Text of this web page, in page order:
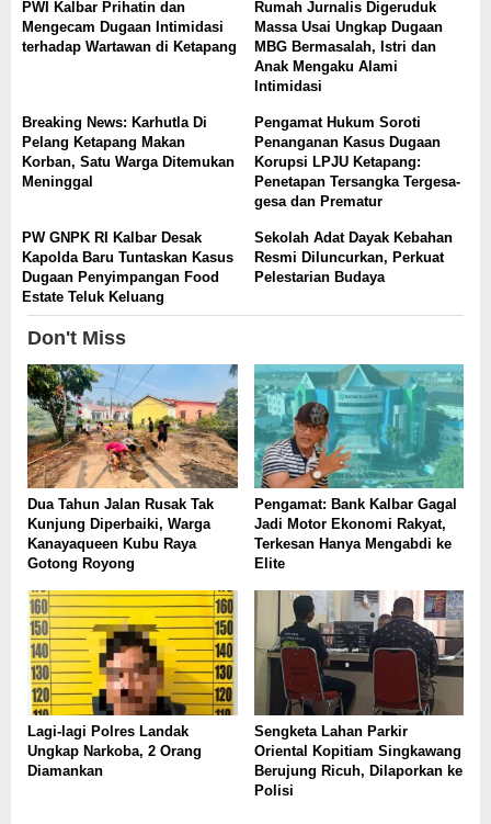
PWI Kalbar Prihatin dan
Mengecam Dugaan Intimidasi
terhadap Wartawan di Ketapang
Rumah Jurnalis Digeruduk
Massa Usai Ungkap Dugaan
MBG Bermasalah, Istri dan
Anak Mengaku Alami
Intimidasi
Breaking News: Karhutla Di
Pelang Ketapang Makan
Korban, Satu Warga Ditemukan
Meninggal
Pengamat Hukum Soroti
Penanganan Kasus Dugaan
Korupsi LPJU Ketapang:
Penetapan Tersangka Tergesa-
gesa dan Prematur
PW GNPK RI Kalbar Desak
Kapolda Baru Tuntaskan Kasus
Dugaan Penyimpangan Food
Estate Teluk Keluang
Sekolah Adat Dayak Kebahan
Resmi Diluncurkan, Perkuat
Pelestarian Budaya
Don't Miss
Dua Tahun Jalan Rusak Tak
Kunjung Diperbaiki, Warga
Kanayaqueen Kubu Raya
Gotong Royong
Pengamat: Bank Kalbar Gagal
Jadi Motor Ekonomi Rakyat,
Terkesan Hanya Mengabdi ke
Elite
Lagi-lagi Polres Landak
Ungkap Narkoba, 2 Orang
Diamankan
Sengketa Lahan Parkir
Oriental Kopitiam Singkawang
Berujung Ricuh, Dilaporkan ke
Polisi